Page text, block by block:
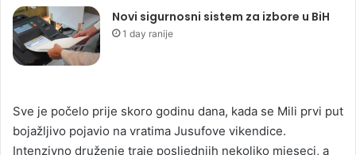
Novi sigurnosni sistem za izbore u BiH
1 day ranije
Sve je počelo prije skoro godinu dana, kada se Mili prvi put
bojažljivo pojavio na vratima Jusufove vikendice.
Intenzivno druženje traje posljednjih nekoliko mjeseci, a